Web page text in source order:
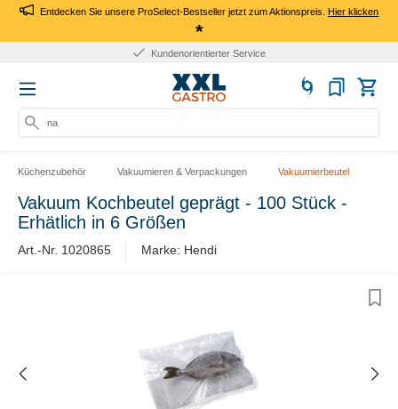
Entdecken Sie unsere ProSelect-Bestseller jetzt zum Aktionspreis.Hier klicken
*
Kundenorientierter Service
nac
Küchenzubehör Vakuumieren & Verpackungen Vakuumierbeutel
Vakuum Kochbeutel geprägt - 100 Stück -
Erhätlich in 6 Größen
Art.-Nr. 1020865 Marke: Hendi